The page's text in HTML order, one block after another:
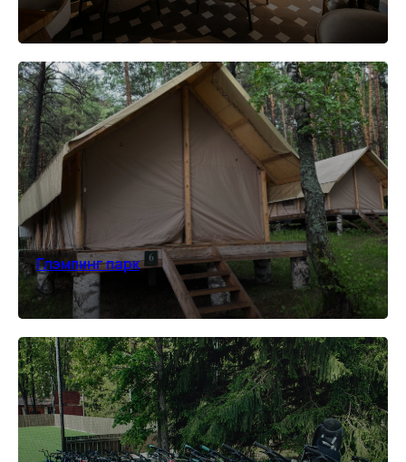
Глэмпинг парк